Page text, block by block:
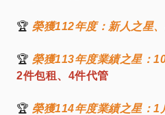
🏆 榮獲112年度：新人之星
🏆 榮獲113年度業績之星：
2件包租、4件代管
🏆 榮獲114年度業績之星：1